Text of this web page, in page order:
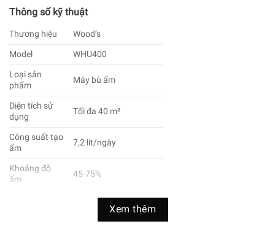
Thông số kỹ thuật
Thương hiệu
Wood’s
Model
WHU400
Loại sản
phẩm
Máy bù ẩm
Diện tích sử
dụng
Tối đa 40 m²
Công suất tạo
ẩm
7,2 lít/ngày
Khoảng độ
ẩm
45-75%
Xem thêm